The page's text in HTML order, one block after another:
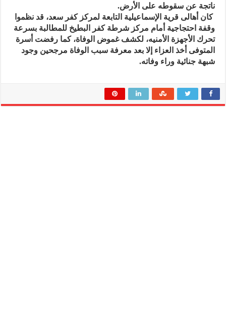
ناتجة عن سقوطه على الأرض.
كان أهالى قرية الإسماعيلية التابعة لمركز كفر سعد، قد نظموا
وقفة احتجاجية أمام مركز شرطة كفر البطيخ للمطالبة بسرعة
تحرك الأجهزة الأمنيه، لكشف غموض الوفاة، كما رفضت أسرة
المتوفى أخذ العزاء إلا بعد معرفة سبب الوفاة مرجحين وجود
شبهة جنائية وراء وفاته.